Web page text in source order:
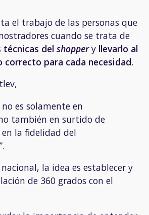
el trabajo de las personas que
cuando se trata de
técnicas del shopper y llevarlo al
para cada necesidad.
es solamente en
también en surtido de
la fidelidad del
la idea es establecer y
de 360 grados con el